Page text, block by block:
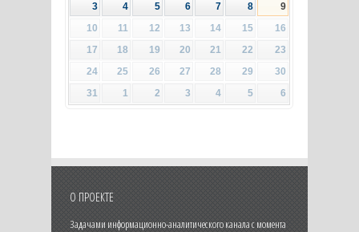
3
4 5 6 7 8
9
10
11 12 13 14 15
16
17
18 19 20 21 22
23
24
25 26 27 28 29
30
31
1 2 3 4 5 6
О ПРОЕКТЕ
Задачами информационно-аналитического канала с момента